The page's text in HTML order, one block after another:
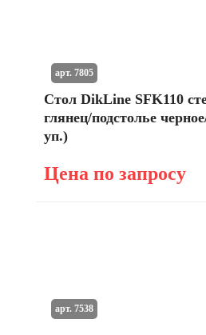
Стол DikLine SFK110
глянец/подстолье
уп.)
Цена по запросу
арт. 7805
арт. 7538